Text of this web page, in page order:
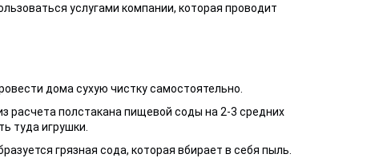
услугами компании, которая проводит
дома сухую чистку самостоятельно.
расчета полстакана пищевой соды на 2-3 средних
туда игрушки.
грязная сода, которая вбирает в себя пыль.